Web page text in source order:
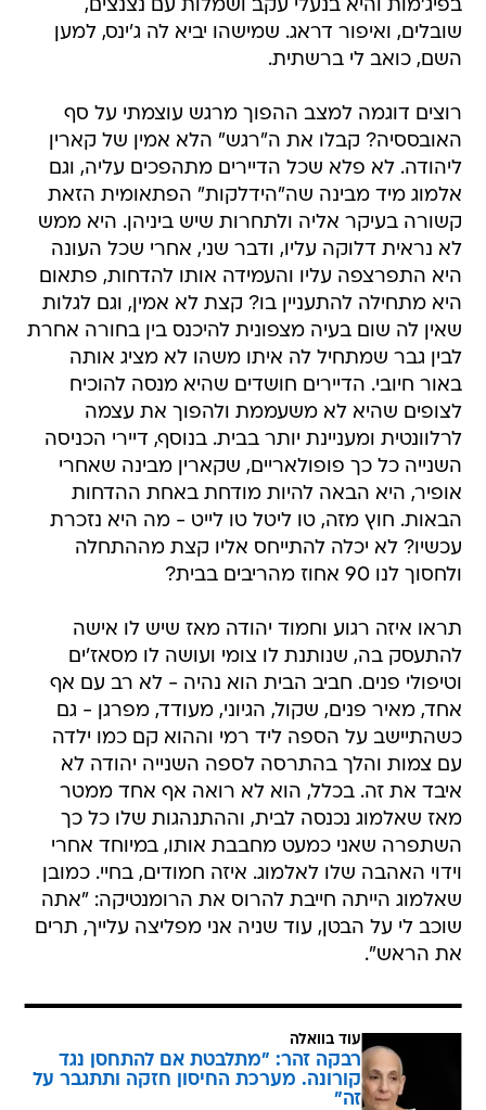
בפיג'מות והיא בנעלי עקב ושמלות עם נצנצים,
שובלים, ואיפור דראג. שמישהו יביא לה ג'ינס, למען
השם, כואב לי ברשתית.
רוצים דוגמה למצב ההפוך מרגש עוצמתי על סף
האובססיה? קבלו את ה"רגש" הלא אמין של קארין
ליהודה. לא פלא שכל הדיירים מתהפכים עליה, וגם
אלמוג מיד מבינה שה"הידלקות" הפתאומית הזאת
קשורה בעיקר אליה ולתחרות שיש ביניהן. היא ממש
לא נראית דלוקה עליו, ודבר שני, אחרי שכל העונה
היא התפרצפה עליו והעמידה אותו להדחות, פתאום
היא מתחילה להתעניין בו? קצת לא אמין, וגם לגלות
שאין לה שום בעיה מצפונית להיכנס בין בחורה אחרת
לבין גבר שמתחיל לה איתו משהו לא מציג אותה
באור חיובי. הדיירים חושדים שהיא מנסה להוכיח
לצופים שהיא לא משעממת ולהפוך את עצמה
לרלוונטית ומעניינת יותר בבית. בנוסף, דיירי הכניסה
השנייה כל כך פופולאריים, שקארין מבינה שאחרי
אופיר, היא הבאה להיות מודחת באחת ההדחות
הבאות. חוץ מזה, טו ליטל טו לייט - מה היא נזכרת
עכשיו? לא יכלה להתייחס אליו קצת מההתחלה
ולחסוך לנו 90 אחוז מהריבים בבית?
תראו איזה רגוע וחמוד יהודה מאז שיש לו אישה
להתעסק בה, שנותנת לו צומי ועושה לו מסאז'ים
וטיפולי פנים. חביב הבית הוא נהיה - לא רב עם אף
אחד, מאיר פנים, שקול, הגיוני, מעודד, מפרגן - גם
כשהתיישב על הספה ליד רמי וההוא קם כמו ילדה
עם צמות והלך בהתרסה לספה השנייה יהודה לא
איבד את זה. בכלל, הוא לא רואה אף אחד ממטר
מאז שאלמוג נכנסה לבית, וההתנהגות שלו כל כך
השתפרה שאני כמעט מחבבת אותו, במיוחד אחרי
וידוי האהבה שלו לאלמוג. איזה חמודים, בחיי. כמובן
שאלמוג הייתה חייבת להרוס את הרומנטיקה: "אתה
שוכב לי על הבטן, עוד שניה אני מפליצה עלייך, תרים
את הראש".
עוד בוואלה
רבקה זהר: "מתלבטת אם להתחסן נגד
קורונה. מערכת החיסון חזקה ותתגבר על
זה"